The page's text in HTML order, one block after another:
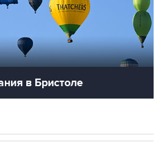
в Бристоле